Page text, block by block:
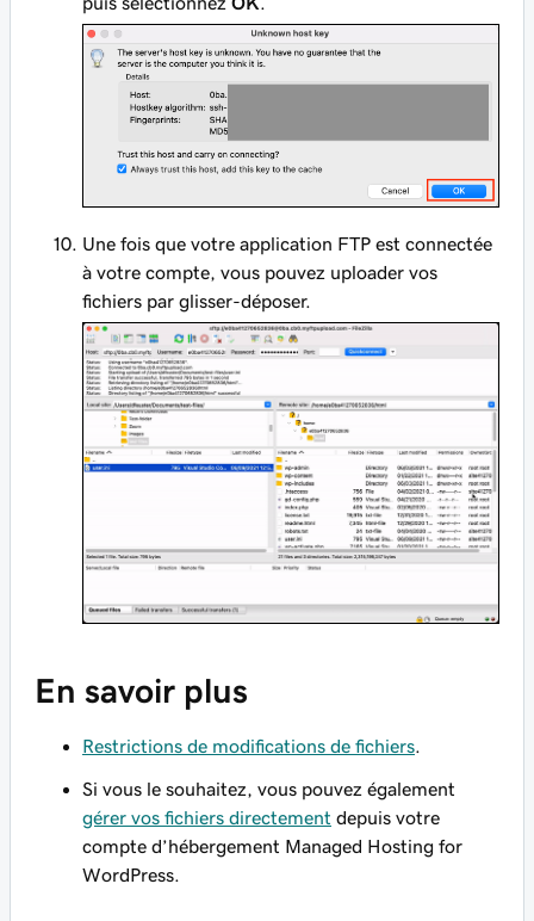
Une fois que votre application FTP est connectée
à votre compte, vous pouvez uploader vos
fichiers par glisser-déposer.
En savoir plus
Restrictions de modifications de fichiers.
Si vous le souhaitez, vous pouvez également
gérer vos fichiers directement depuis votre
compte d’hébergement Managed Hosting for
WordPress.